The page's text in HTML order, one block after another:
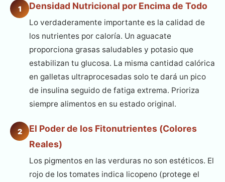
1 Densidad Nutricional por Encima de Todo
Lo verdaderamente importante es la calidad de
los nutrientes por caloría. Un aguacate
proporciona grasas saludables y potasio que
estabilizan tu glucosa. La misma cantidad calórica
en galletas ultraprocesadas solo te dará un pico
de insulina seguido de fatiga extrema. Prioriza
siempre alimentos en su estado original.
2
El Poder de los Fitonutrientes (Colores
Reales)
Los pigmentos en las verduras no son estéticos. El
rojo de los tomates indica licopeno (protege el